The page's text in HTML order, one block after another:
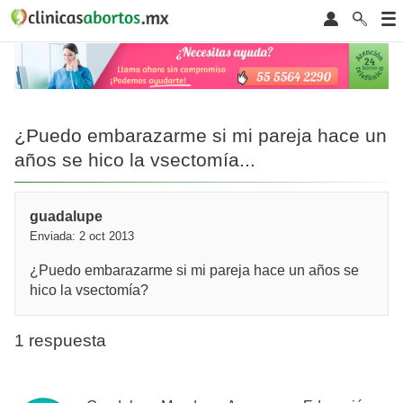
¿Puedo embarazarme si mi pareja hace un
años se hico la vsectomía...
guadalupe
Enviada: 2 oct 2013
¿Puedo embarazarme si mi pareja hace un años se
hico la vsectomía?
1 respuesta